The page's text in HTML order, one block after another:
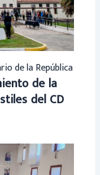
de la República
de la
del CD